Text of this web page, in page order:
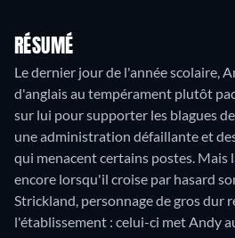
RÉSUMÉ
Le dernier jour de l'année scolaire,
d'anglais au tempérament plutôt
sur lui pour supporter les blagues
une administration défaillante et
qui menacent certains postes. Mais
encore lorsqu'il croise par hasard
Strickland, personnage de gros dur
l'établissement : celui-ci met Andy